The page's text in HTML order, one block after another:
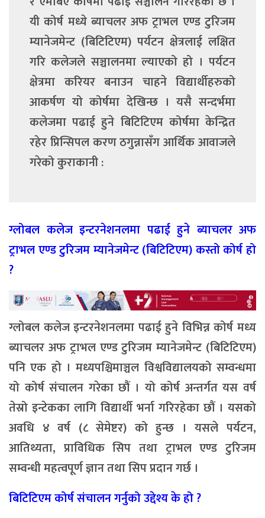
यी कोर्ष मध्ये ब्याचलर अफ ट्राभल एण्ड टुरिजम
म्यानेजमेन्ट (बिटिटिएम) पर्यटन क्षेत्रलाई लक्षित
गरि कलेजले सञ्चालनमा ल्याएको हो । पर्यटन
क्षेत्रमा करियर बनाउन चाहने विद्यार्थीहरुको
आकर्षण यो कोर्षमा देखिन्छ । यसै सन्दर्भमा
कलेजमा पढाई हुने बिटिटिएम कोर्षमा केन्द्रित
रहेर प्रिन्सिपल करण ठगुन्नासँग आर्थिक आवाजले
गरेको कुराकानी :
ग्लोबल कलेज इन्टरनेशनलमा पढाई हुने ब्याचलर अफ
ट्राभल एण्ड टुरिजम म्यानेजमेन्ट (बिटिटिएम) कस्तो कोर्ष हो
?
ग्लोबल कलेज इन्टरनेशनलमा पढाई हुने विभिन्न कोर्ष मध्य
ब्याचलर अफ ट्राभल एण्ड टुरिजम म्यानेजमेन्ट (बिटिटिएम)
पनि एक हो । मध्यपश्चिमाञ्चल विश्वविद्यालयको सम्वन्धमा
यो कोर्ष संचालन गरेका छौं । यो कोर्ष अन्तर्गत यस वर्ष
तेस्रो इन्टेकका लागि विद्यार्थी भर्ना गरिरहेका छौं । यसको
अवधि ४ वर्ष (८ सेमेष्टर) को हुन्छ । यसले पर्यटन,
आतिथ्यता, प्राविधिक सिप तथा ट्राभल एण्ड टुरिजम
सम्वन्धी महत्वपूर्ण ज्ञान तथा सिप प्रदान गर्छ ।
बिटिटिएम कोर्ष संचालन गर्नुको उद्देश्य के हो ?